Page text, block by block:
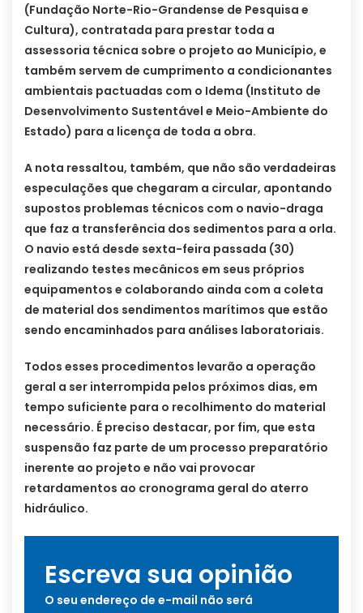
(Fundação Norte-Rio-Grandense de Pesquisa e
Cultura), contratada para prestar toda a
assessoria técnica sobre o projeto ao Município, e
também servem de cumprimento a condicionantes
ambientais pactuadas com o Idema (Instituto de
Desenvolvimento Sustentável e Meio-Ambiente do
Estado) para a licença de toda a obra.
A nota ressaltou, também, que não são verdadeiras
especulações que chegaram a circular, apontando
supostos problemas técnicos com o navio-draga
que faz a transferência dos sedimentos para a orla.
O navio está desde sexta-feira passada (30)
realizando testes mecânicos em seus próprios
equipamentos e colaborando ainda com a coleta
de material dos sendimentos marítimos que estão
sendo encaminhados para análises laboratoriais.
Todos esses procedimentos levarão a operação
geral a ser interrompida pelos próximos dias, em
tempo suficiente para o recolhimento do material
necessário. É preciso destacar, por fim, que esta
suspensão faz parte de um processo preparatório
inerente ao projeto e não vai provocar
retardamentos ao cronograma geral do aterro
hidráulico.
Escreva sua opinião
O seu endereço de e-mail não será